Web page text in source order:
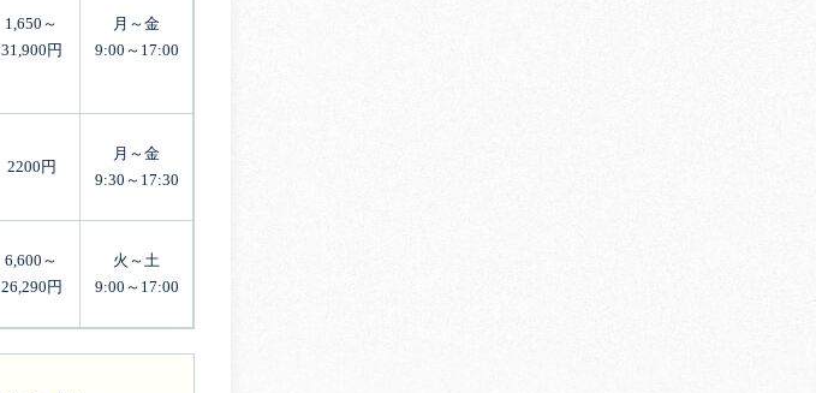
1,650～
31,900円
月～金
9:00～17:00
2200円
月～金
9:30～17:30
6,600～
26,290円
火～土
9:00～17:00